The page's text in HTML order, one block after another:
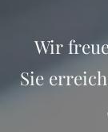
Wir
Sie